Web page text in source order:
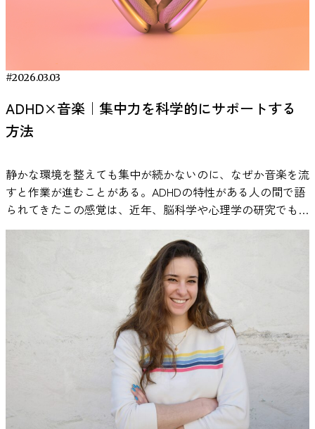
#2026.03.03
ADHD×音楽｜集中力を科学的にサポートする
方法
静かな環境を整えても集中が続かないのに、なぜか音楽を流
すと作業が進むことがある。ADHDの特性がある人の間で語
られてきたこの感覚は、近年、脳科学や心理学の研究でも検
証が進んでいます。歌詞は本当に邪魔になるのか。ホワイト
ノイズはなぜ効果があると言われるのか。 本記事では、一
次研究のデータと実証例をもとに、ADHDと音楽の関係を整
理し、勉強や仕事にどう活かせるのかを探ります。 ADHDの
集中力に音楽は影響する？研究でわかっていること 静かな
場所で勉強や仕事をしていると、かえって落ち着かず、音楽
を流したほうが作業が進むと感じる人は少なくありません。
とくにADHDの特性がある場合、「無音よりも少し音があっ
たほうが集中しやすい」と語られることがあります。 こう
した感覚は、単なる気のせいとして片づけられてきたわけで
はありません。実際に、心理学や神経科学の分野で実験的に
検討されてきました。 これまでの実験では、音楽やホワイ